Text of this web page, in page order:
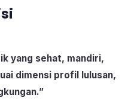
yang sehat, mandiri,
dimensi profil lulusan,